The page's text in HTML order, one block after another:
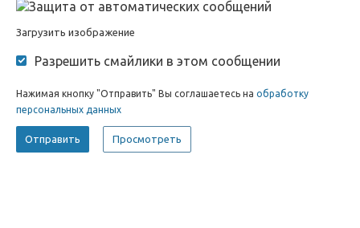
Загрузить изображение
Разрешить смайлики в этом сообщении
Нажимая кнопку "Отправить" Вы соглашаетесь на обработку
персональных данных